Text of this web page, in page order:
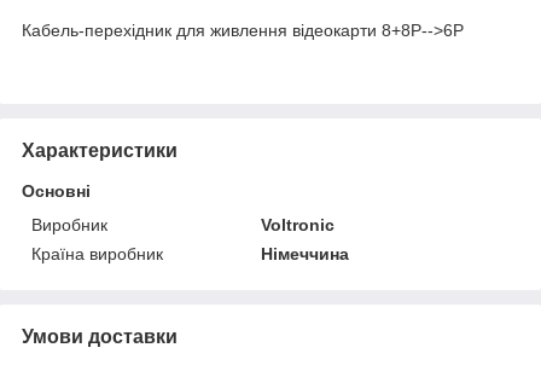
Кабель-перехідник для живлення відеокарти 8+8P-->6P
Характеристики
Основні
Виробник
Voltronic
Країна виробник
Німеччина
Умови доставки